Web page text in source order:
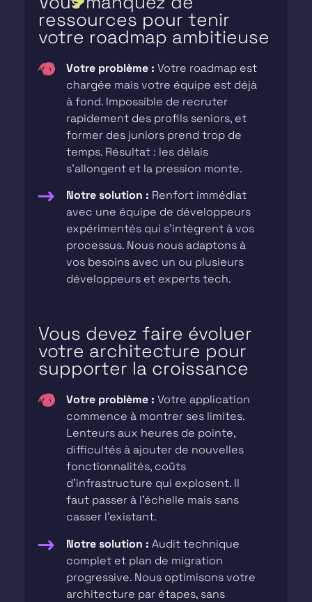
ressources pour tenir
votre roadmap ambitieuse
Votre problème : Votre roadmap est
chargée mais votre équipe est déjà
à fond. Impossible de recruter
rapidement des profils seniors, et
former des juniors prend trop de
temps. Résultat : les délais
s’allongent et la pression monte.
Notre solution : Renfort immédiat
avec une équipe de développeurs
expérimentés qui s’intègrent à vos
processus. Nous nous adaptons à
vos besoins avec un ou plusieurs
développeurs et experts tech.
Vous devez faire évoluer
votre architecture pour
supporter la croissance
Votre problème : Votre application
commence à montrer ses limites.
Lenteurs aux heures de pointe,
difficultés à ajouter de nouvelles
fonctionnalités, coûts
d’infrastructure qui explosent. Il
faut passer à l’échelle mais sans
casser l’existant.
Notre solution : Audit technique
complet et plan de migration
progressive. Nous optimisons votre
architecture par étapes, sans